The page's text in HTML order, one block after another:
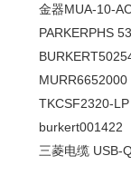
金器MUA-10-
PARKERPHS
MURR6652000
TKCSF2320-LP
burkert001422
三菱电缆 USB-